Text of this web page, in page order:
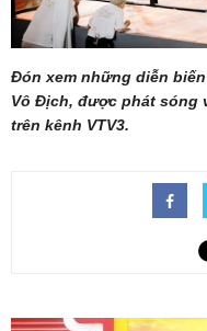
Đón xem những diễn
Vô Địch, được phát sóng
trên kênh VTV3.